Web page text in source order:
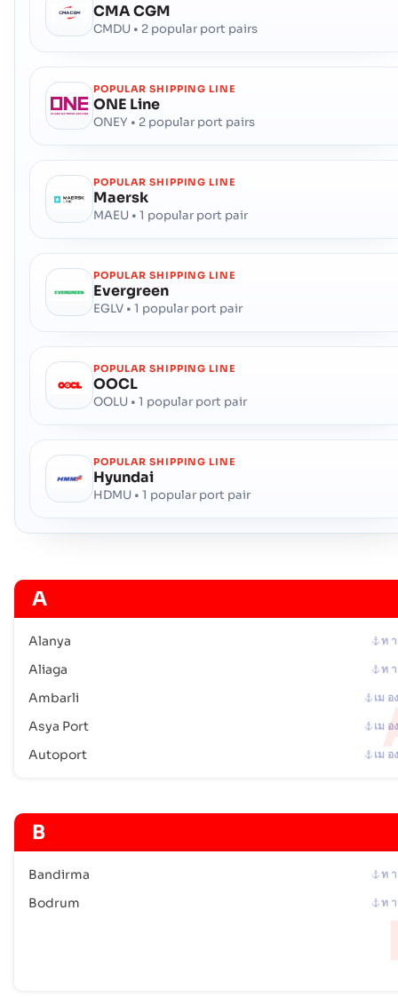
CMA CGM
CMDU • 2 popular port pairs
POPULAR SHIPPING LINE
ONE Line
ONEY • 2 popular port pairs
POPULAR SHIPPING LINE
Maersk
MAEU • 1 popular port pair
POPULAR SHIPPING LINE
Evergreen
EGLV • 1 popular port pair
POPULAR SHIPPING LINE
OOCL
OOLU • 1 popular port pair
POPULAR SHIPPING LINE
Hyundai
HDMU • 1 popular port pair
A
Alanya ท า
Aliaga ท า
Ambarli เม อ
Asya Port เม อ
Autoport เม อ
B
Bandirma ท า
Bodrum ท า